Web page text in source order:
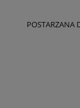
POSTARZANA